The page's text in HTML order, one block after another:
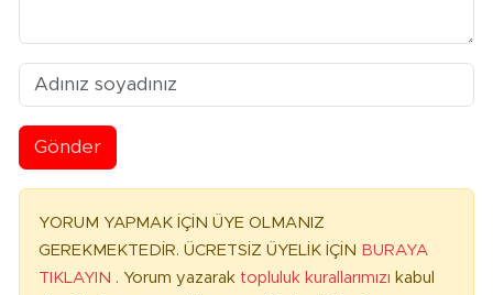
Gönder
YORUM YAPMAK İÇİN ÜYE OLMANIZ
GEREKMEKTEDİR. ÜCRETSİZ ÜYELİK İÇİN BURAYA
TIKLAYIN . Yorum yazarak topluluk kurallarımızı kabul